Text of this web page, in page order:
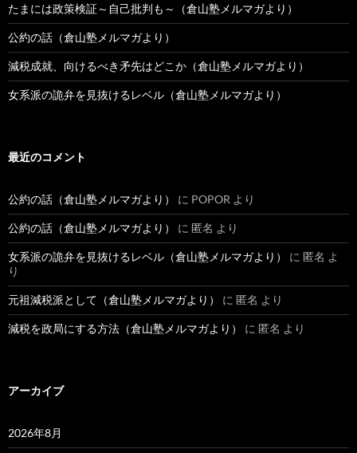
たまには政策検証～自己批判も～（倉山塾メルマガより）
公約の話（倉山塾メルマガより）
減税成就、向けるべき矛先はどこか（倉山塾メルマガより）
女系派の詭弁を見抜けるレベル（倉山塾メルマガより）
最近のコメント
公約の話（倉山塾メルマガより） に POPOR より
公約の話（倉山塾メルマガより） に 匿名 より
女系派の詭弁を見抜けるレベル（倉山塾メルマガより） に 匿名 よ
り
元祖減税派として（倉山塾メルマガより） に 匿名 より
減税を政局にする方法（倉山塾メルマガより） に 匿名 より
アーカイブ
2026年8月